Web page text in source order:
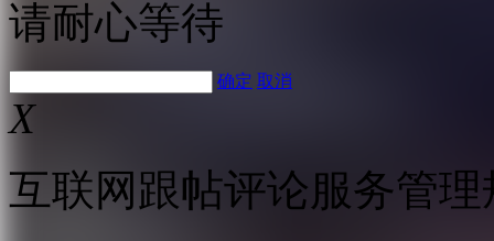
请耐心等待
确定 取消
X
互联网跟帖评论服务管理